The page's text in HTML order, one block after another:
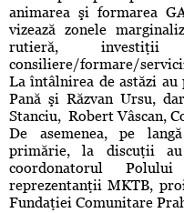
animarea şi formarea
vizează zonele
rutieră,
consiliere/formare/
La întâlnirea de astăzi
Pană şi Răzvan Ursu,
Stanciu, Robert Vâscan,
De asemenea, pe
primărie, la discuţii
coordonatorul
reprezentanţii MKTB,
Fundaţiei Comunitare